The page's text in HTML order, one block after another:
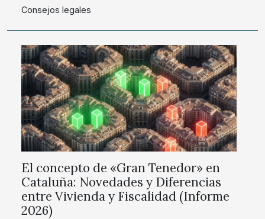
Consejos legales
El concepto de «Gran Tenedor» en
Cataluña: Novedades y Diferencias
entre Vivienda y Fiscalidad (Informe
2026)